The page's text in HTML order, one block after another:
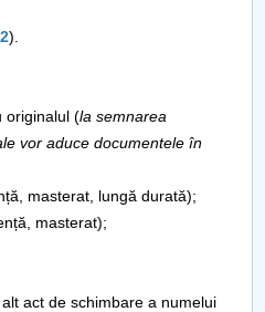
).
originalul (la semnarea
vor aduce documentele în
masterat, lungă durată);
masterat);
act de schimbare a numelui